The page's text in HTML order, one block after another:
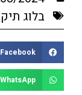
בלוג
Facebook
WhatsApp